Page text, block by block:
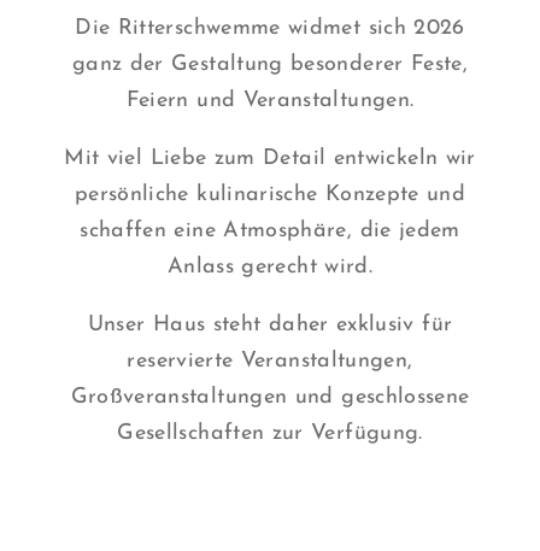
Die Ritterschwemme widmet sich 2026
ganz der Gestaltung besonderer Feste,
Feiern und Veranstaltungen.
Mit viel Liebe zum Detail entwickeln wir
persönliche kulinarische Konzepte und
schaffen eine Atmosphäre, die jedem
Anlass gerecht wird.
Unser Haus steht daher exklusiv für
reservierte Veranstaltungen,
Großveranstaltungen und geschlossene
Gesellschaften zur Verfügung.